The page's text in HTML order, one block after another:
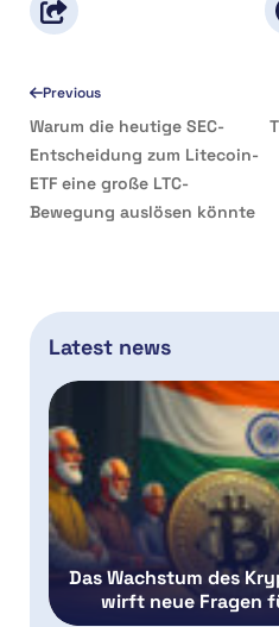
Previous
Warum die heutige SEC-
Entscheidung zum Litecoin-
ETF eine große LTC-
Bewegung auslösen könnte
Latest news
Das Wachstum des
wirft neue Fragen